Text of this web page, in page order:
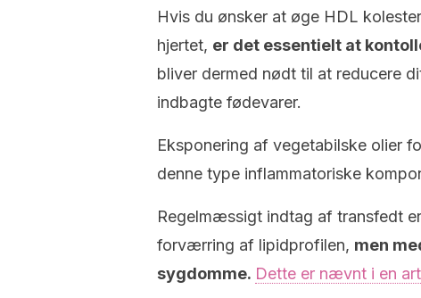
Hvis du ønsker at øge HDL
hjertet, er det essentielt at
bliver dermed nødt til at reducere
indbagte fødevarer.
Eksponering af vegetabilske olier
denne type inflammatoriske
Regelmæssigt indtag af transfedt
forværring af lipidprofilen, men
sygdomme. Dette er nævnt i en